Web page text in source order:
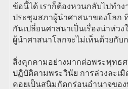
ข้อนี้ได้ เราก็ต้องหวนกลับไปทำ
ประชุมสภาผู้นำศาสนาของโลก
กันเปลี่ยนศาสนาเป็นเรื่องน่าห่ว
ผู้นำศาสนาโลกจะไม่เห็นด้วยกับ
สิ่งคุกคามอย่างมากต่อพระพุทธ
ปฏิบัติตามพระวินัย การล่วงละเ
คอยเป็นสนิมกัดกร่อนอำนาจขอ